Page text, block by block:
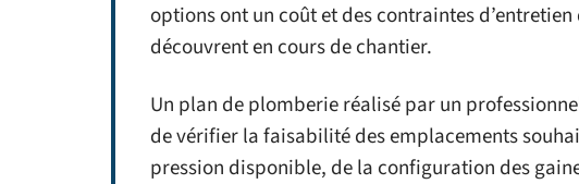
options ont un coût et des contraintes
découvrent en cours de chantier.
Un plan de plomberie réalisé par un
de vérifier la faisabilité des emplacements
pression disponible, de la configuration des